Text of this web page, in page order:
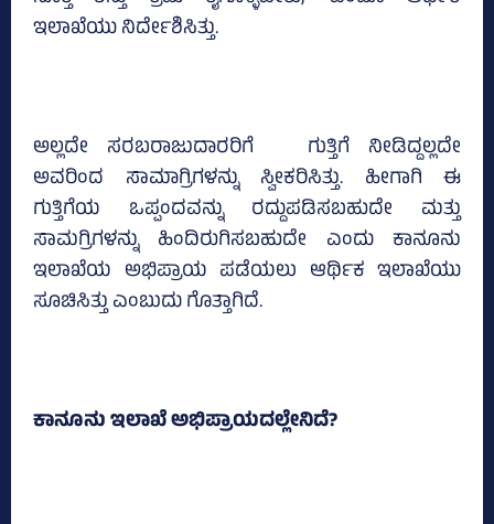
ಇಲಾಖೆಯು ನಿರ್ದೇಶಿಸಿತ್ತು.
ಅಲ್ಲದೇ ಸರಬರಾಜುದಾರರಿಗೆ ಗುತ್ತಿಗೆ ನೀಡಿದ್ದಲ್ಲದೇ
ಅವರಿಂದ ಸಾಮಾಗ್ರಿಗಳನ್ನು ಸ್ವೀಕರಿಸಿತ್ತು. ಹೀಗಾಗಿ ಈ
ಗುತ್ತಿಗೆಯ ಒಪ್ಪಂದವನ್ನು ರದ್ದುಪಡಿಸಬಹುದೇ ಮತ್ತು
ಸಾಮಗ್ರಿಗಳನ್ನು ಹಿಂದಿರುಗಿಸಬಹುದೇ ಎಂದು ಕಾನೂನು
ಇಲಾಖೆಯ ಅಭಿಪ್ರಾಯ ಪಡೆಯಲು ಆರ್ಥಿಕ ಇಲಾಖೆಯು
ಸೂಚಿಸಿತ್ತು ಎಂಬುದು ಗೊತ್ತಾಗಿದೆ.
ಕಾನೂನು ಇಲಾಖೆ ಅಭಿಪ್ರಾಯದಲ್ಲೇನಿದೆ?